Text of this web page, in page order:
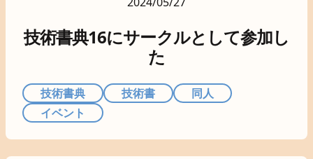
技術書典16にサークルとして参加し
た
技術書典 技術書
同人
イベント